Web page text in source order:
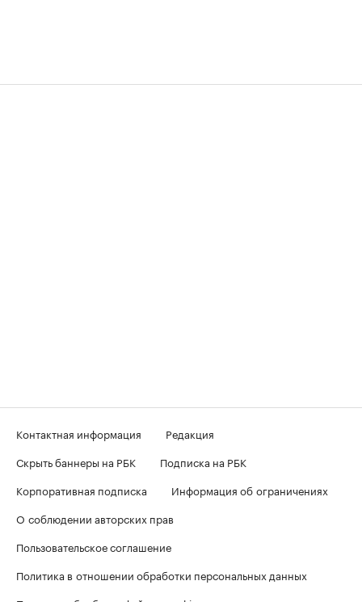
Контактная информация
Редакция
Скрыть баннеры на РБК
Подписка на РБК
Корпоративная подписка
Информация об ограничениях
О соблюдении авторских прав
Пользовательское соглашение
Политика в отношении обработки персональных данных